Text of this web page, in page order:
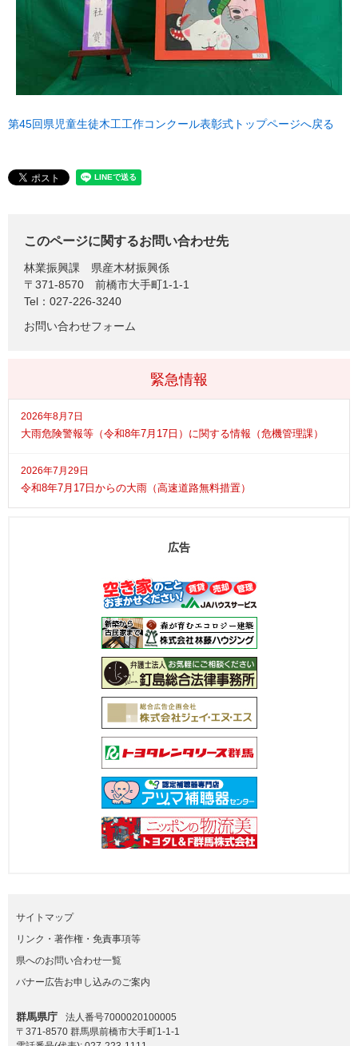
第45回県児童生徒木工工作コンクール表彰式トップページへ戻る
このページに関するお問い合わせ先
林業振興課
県産木材振興係
〒371-8570
前橋市大手町1-1-1
Tel：027-226-3240
お問い合わせフォーム
緊急情報
2026年8月7日
大雨危険警報等（令和8年7月17日）に関する情報（危機管理課）
2026年7月29日
令和8年7月17日からの大雨（高速道路無料措置）
広告
サイトマップ
リンク・著作権・免責事項等
県へのお問い合わせ一覧
バナー広告お申し込みのご案内
群馬県庁
法人番号7000020100005
〒371-8570 群馬県前橋市大手町1-1-1